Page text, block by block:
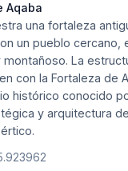
Aqaba
una fortaleza
un pueblo cercano,
La
con la Fortaleza de
histórico conocido
y arquitectura